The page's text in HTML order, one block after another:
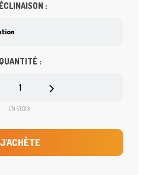
:
QUANTITÉ :
EN STOCK
J'ACHÈTE